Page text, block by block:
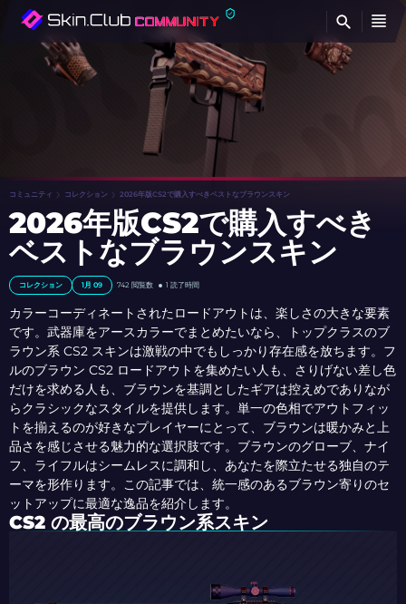
コミュニティ コレクション 2026年版CS2で購入すべきベストなブラウンスキン
2026年版CS2で購入すべき
ベストなブラウンスキン
コレクション 1月 09 742 閲覧数 1 読了時間
カラーコーディネートされたロードアウトは、楽しさの大きな要素
です。武器庫をアースカラーでまとめたいなら、トップクラスのブ
ラウン系 CS2 スキンは激戦の中でもしっかり存在感を放ちます。フ
ルのブラウン CS2 ロードアウトを集めたい人も、さりげない差し色
だけを求める人も、ブラウンを基調としたギアは控えめでありなが
らクラシックなスタイルを提供します。単一の色相でアウトフィッ
トを揃えるのが好きなプレイヤーにとって、ブラウンは暖かみと上
品さを感じさせる魅力的な選択肢です。ブラウンのグローブ、ナイ
フ、ライフルはシームレスに調和し、あなたを際立たせる独自のテ
ーマを形作ります。この記事では、統一感のあるブラウン寄りのセ
ットアップに最適な逸品を紹介します。
CS2 の最高のブラウン系スキン